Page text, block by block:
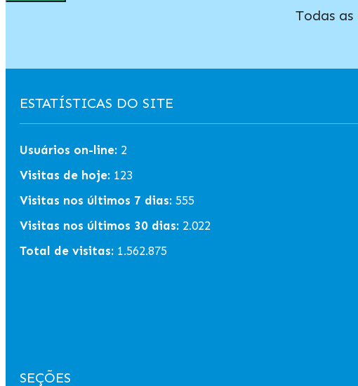
Todas
ESTATÍSTICAS DO SITE
Usuários on-line: 2
Visitas de hoje: 123
Visitas nos últimos 7 dias: 555
Visitas nos últimos 30 dias: 2.022
Total de visitas: 1.562.875
SEÇÕES